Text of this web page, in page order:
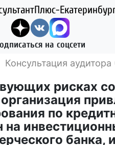
на соцсети
Консультация аудитора
рисках
по